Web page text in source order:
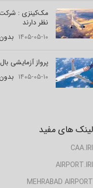
مک‌کینزی :
نظر دارند
۱۴۰۵-۰۵-۱۰
پرواز آزمایشی
۱۴۰۵-۰۵-۱۰
لینک های مفید
CAA.IRI
AIRPORT.IRI
MEHRABAD AIRPORT